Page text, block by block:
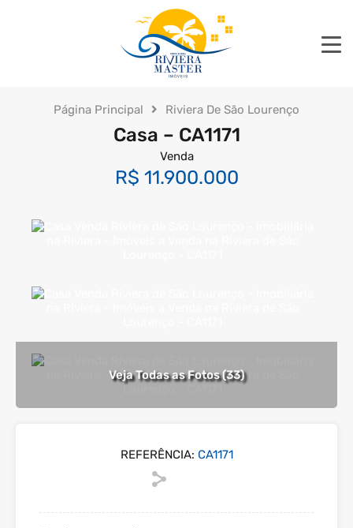
Página Principal Riviera De São Lourenço
Casa – CA1171
Venda
R$ 11.900.000
Veja Todas as Fotos (33)
REFERÊNCIA: CA1171